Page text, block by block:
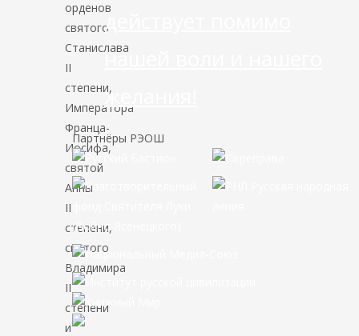
орденов
святого
Станислава
II
степени,
Императора
Франца-
Иосифа,
святой
Анны
II
степени,
святого
Владимира
II
степени
и
действует помимо
нашей воли и нашего
желания!
Партнёры РЭОШ